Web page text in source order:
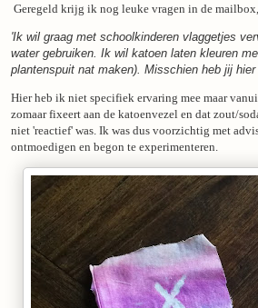
Geregeld krijg ik nog leuke vragen in de
'Ik wil graag met schoolkinderen vlaggetjes
water gebruiken. Ik wil katoen laten kleuren
plantenspuit nat maken). Misschien heb jij
Hier heb ik niet specifiek ervaring mee maar
zomaar fixeert aan de katoenvezel en dat zout/
niet 'reactief' was. Ik was dus voorzichtig met
ontmoedigen en begon te experimenteren.